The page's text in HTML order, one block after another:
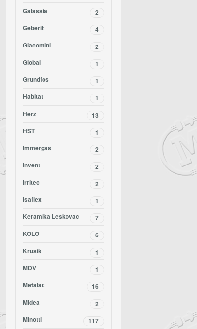
Galassia
2
Geberit
4
Giacomini
2
Global
1
Grundfos
1
Habitat
1
Herz
13
HST
1
Immergas
2
Invent
2
Irritec
2
Isaflex
1
Keramika Leskovac
7
KOLO
6
Krušik
1
MDV
1
Metalac
16
Midea
2
Minotti
117